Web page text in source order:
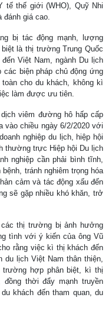
thế giới (WHO), Quỹ Nhi
giá cao.
bị tác động mạnh, lượng
là thị trường Trung Quốc
Việt Nam, ngành Du lịch
các biện pháp chủ động ứng
cho du khách, không kì
làm được ưu tiên.
viêm đường hô hấp cấp
vào chiều ngày 6/2/2020 với
nghiệp du lịch, hiệp hội
thường trực Hiệp hội Du lịch
nghiệp cần phải bình tĩnh,
tránh nghiêm trọng hóa
cảm và tác động xấu đến
sẽ gặp nhiều khó khăn, trở
thị trường bị ảnh hưởng
tình với ý kiến của ông Vũ
rằng việc kì thị khách đến
lịch Việt Nam thân thiện,
hợp phân biệt, kì thị
thời đẩy mạnh truyền
khách đến tham quan, du